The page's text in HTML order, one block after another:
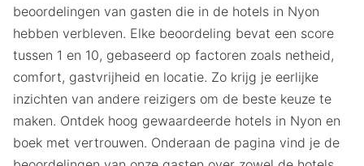
beoordelingen van gasten die in de hotels in Nyon
hebben verbleven. Elke beoordeling bevat een score
tussen 1 en 10, gebaseerd op factoren zoals netheid,
comfort, gastvrijheid en locatie. Zo krijg je eerlijke
inzichten van andere reizigers om de beste keuze te
maken. Ontdek hoog gewaardeerde hotels in Nyon en
boek met vertrouwen. Onderaan de pagina vind je de